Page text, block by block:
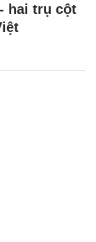
hai trụ cột